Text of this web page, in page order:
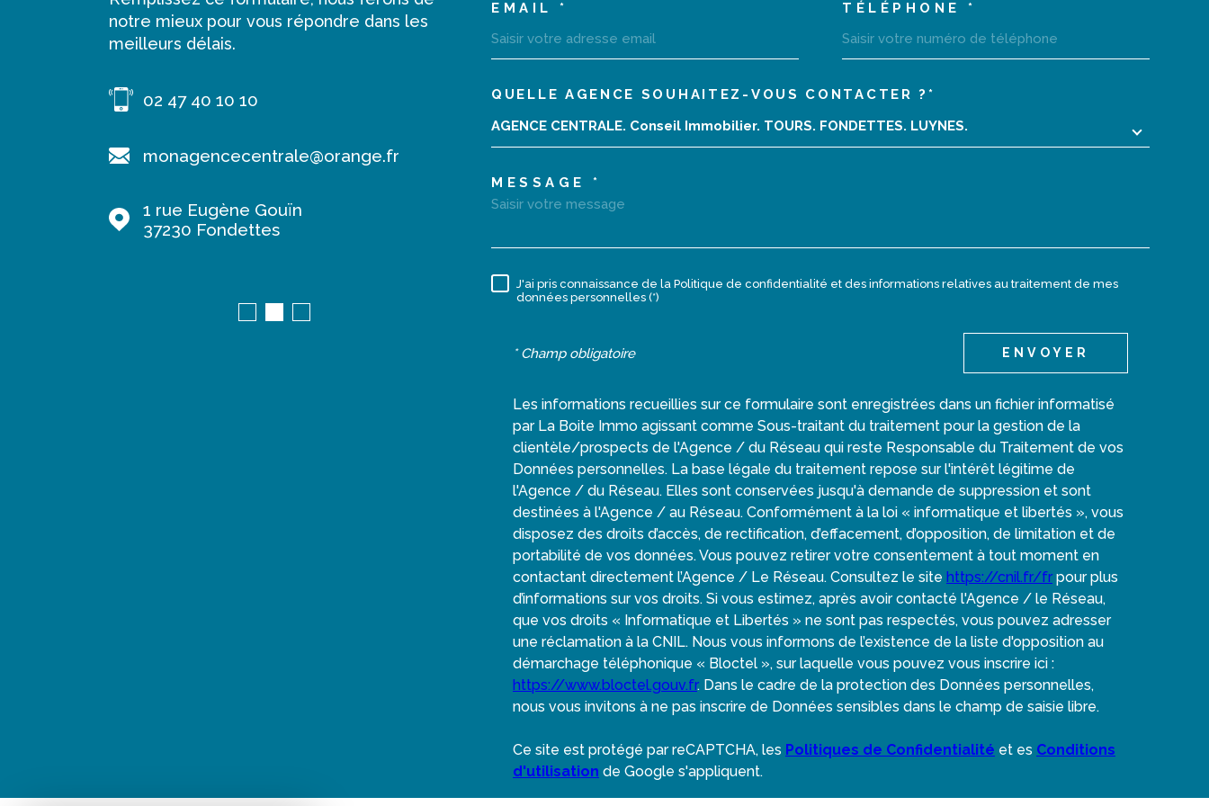
notre mieux pour vous répondre dans les
meilleurs délais.
02 47 40 10 10
monagencecentrale@orange.fr
1 rue Eugène Gouïn
37230
Fondettes
02 47 40 10 10
18 rue de la Grosse Tour
02 47 40 10 10
EMAIL * TÉLÉPHONE *
TRAD_MELTEM_VOREDEMANDE
QUELLE AGENCE SOUHAITEZ-VOUS CONTACTER ?*
AGENCE CENTRALE. Conseil Immobilier. TOURS. FONDETTES. LUYNES.
MESSAGE *
RÈGLEMENTATION
J'ai pris connaissance de la Politique de confidentialité et des informations relatives au traitement de mes
données personnelles (*)
* Champ obligatoire ENVOYER
Les informations recueillies sur ce formulaire sont enregistrées dans un fichier informatisé
par La Boite Immo agissant comme Sous-traitant du traitement pour la gestion de la
clientèle/prospects de l'Agence / du Réseau qui reste Responsable du Traitement de vos
Données personnelles. La base légale du traitement repose sur l'intérêt légitime de
l'Agence / du Réseau. Elles sont conservées jusqu'à demande de suppression et sont
destinées à l'Agence / au Réseau. Conformément à la loi « informatique et libertés », vous
disposez des droits d’accès, de rectification, d’effacement, d’opposition, de limitation et de
portabilité de vos données. Vous pouvez retirer votre consentement à tout moment en
contactant directement l’Agence / Le Réseau. Consultez le site https://cnil.fr/fr pour plus
d’informations sur vos droits. Si vous estimez, après avoir contacté l'Agence / le Réseau,
que vos droits « Informatique et Libertés » ne sont pas respectés, vous pouvez adresser
une réclamation à la CNIL. Nous vous informons de l’existence de la liste d'opposition au
démarchage téléphonique « Bloctel », sur laquelle vous pouvez vous inscrire ici :
https://www.bloctel.gouv.fr. Dans le cadre de la protection des Données personnelles,
nous vous invitons à ne pas inscrire de Données sensibles dans le champ de saisie libre.
Ce site est protégé par reCAPTCHA, les Politiques de Confidentialité et es Conditions
d'utilisation de Google s'appliquent.